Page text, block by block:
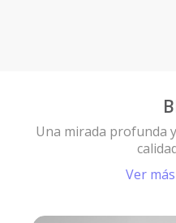
Una mirada profunda
Ver